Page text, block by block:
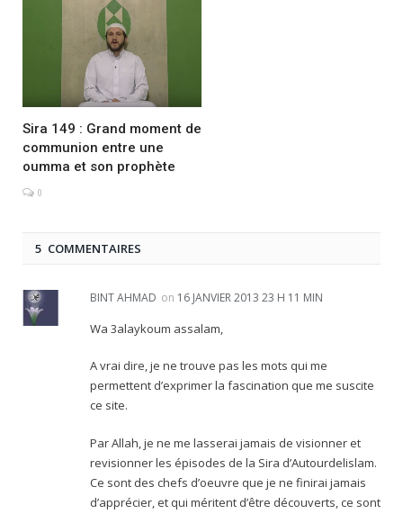
Sira 149 : Grand moment de
communion entre une
oumma et son prophète
0
5 COMMENTAIRES
BINT AHMAD on 16 JANVIER 2013 23 H 11 MIN
Wa 3alaykoum assalam,
A vrai dire, je ne trouve pas les mots qui me
permettent d’exprimer la fascination que me suscite
ce site.
Par Allah, je ne me lasserai jamais de visionner et
revisionner les épisodes de la Sira d’Autourdelislam.
Ce sont des chefs d’oeuvre que je ne finirai jamais
d’apprécier, et qui méritent d’être découverts, ce sont